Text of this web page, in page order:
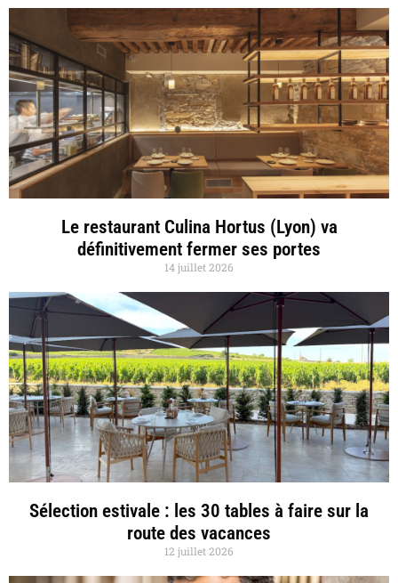
Le restaurant Culina Hortus (Lyon) va
définitivement fermer ses portes
14 juillet 2026
Sélection estivale : les 30 tables à faire sur la
route des vacances
12 juillet 2026